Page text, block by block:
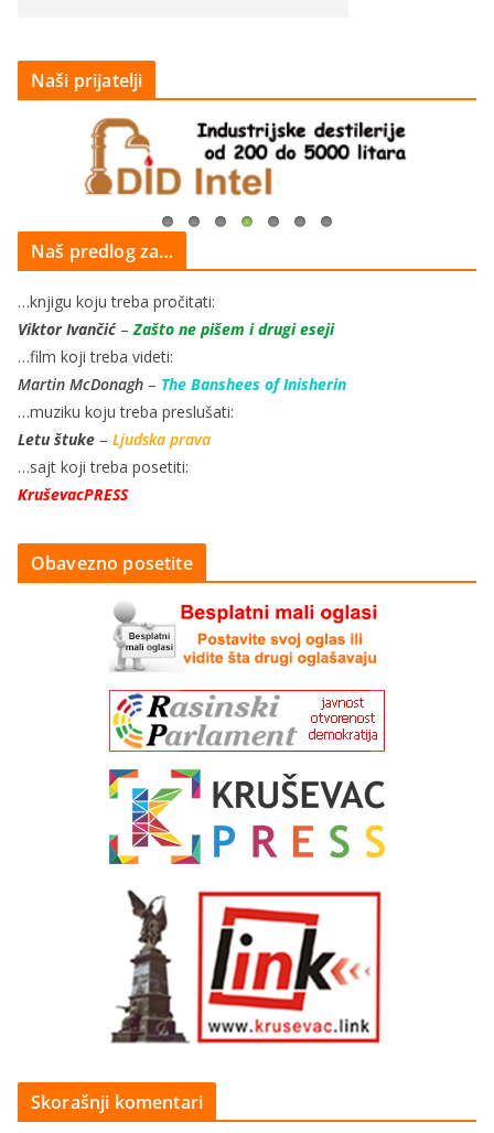
Naši prijatelji
Naš predlog za…
…knjigu koju treba pročitati:
Viktor Ivančić– Zašto ne pišem i drugi eseji
…film koji treba videti:
Martin McDonagh – The Banshees of Inisherin
…muziku koju treba preslušati:
Letu štuke – Ljudska prava
…sajt koji treba posetiti:
KruševacPRESS
Obavezno posetite
Skorašnji komentari